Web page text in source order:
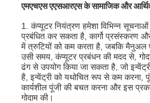
एमएचएस एएसआरएस के सामाजिक और
1. कंप्यूटर नियंत्रण हमेशा विभिन्न
प्रबंधित कर सकता है, कार्गो प्रसंस्करण
में त्रुटियों को कम करता है, जबकि मैनुअल
उसी समय, कंप्यूटर प्रबंधन की मदद से,
ढंग से उपयोग किया जा सकता है, जो
है, इन्वेंट्री को यथोचित रूप से कम करना,
कार्यशील पूंजी की बचत करना और इस
गोदाम की।